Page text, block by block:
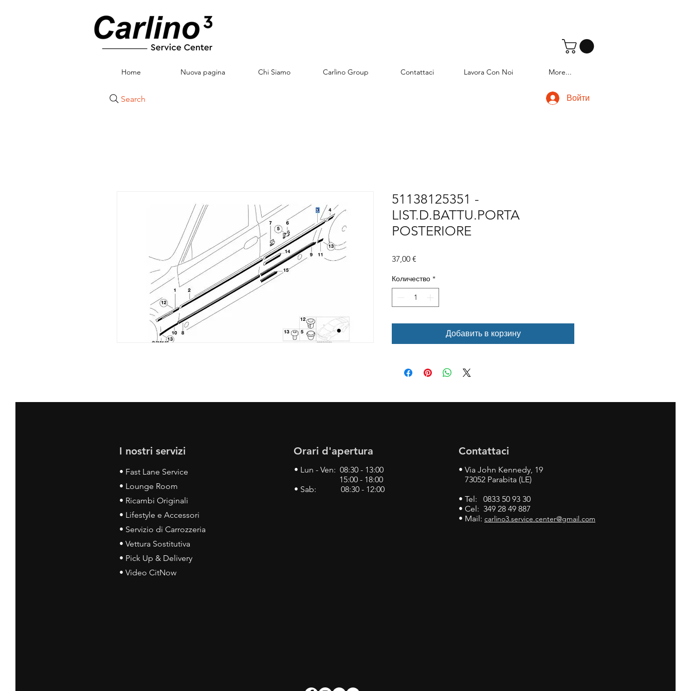
Home Nuova pagina Chi Siamo Carlino Group Contattaci Lavora Con Noi More...
Search Войти
51138125351 -
LIST.D.BATTU.PORTA
POSTERIORE
37,00 €
Количество *
Добавить в корзину
I nostri servizi
• Fast Lane Service
• Lounge Room
• Ricambi Originali
• Lifestyle e Accessori
• Servizio di Carrozzeria
• Vettura Sostitutiva
• Pick Up & Delivery
• Video CitNow
Orari d'apertura
• Lun - Ven: 08:30 - 13:00
15:00 - 18:00
• Sab: 08:30 - 12:00
Contattaci
• Via John Kennedy, 19
73052 Parabita (LE)
• Tel: 0833 50 93 30
• Cel: 349 28 49 887
• Mail: carlino3.service.center@gmail.com